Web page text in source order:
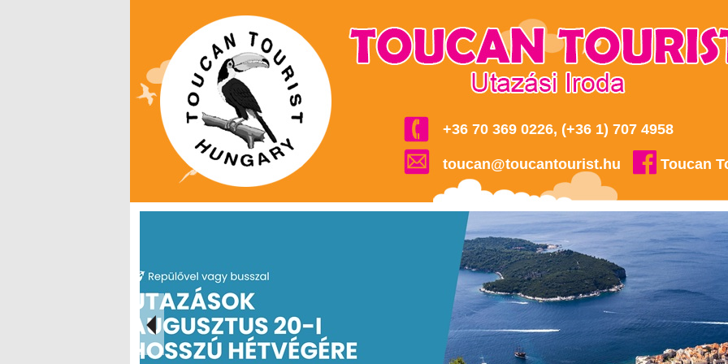
+36 70 369 0226, (+36 1) 707 4958
toucan@toucantourist.hu Toucan